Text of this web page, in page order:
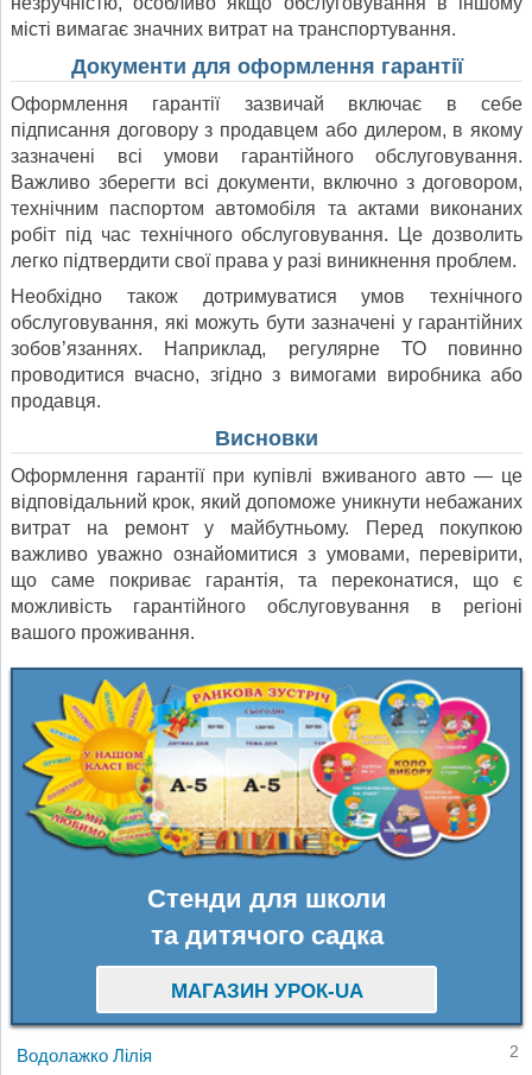
місті вимагає значних витрат на транспортування.
Документи для оформлення гарантії
Оформлення гарантії зазвичай включає в себе
підписання договору з продавцем або дилером, в якому
зазначені всі умови гарантійного обслуговування.
Важливо зберегти всі документи, включно з договором,
технічним паспортом автомобіля та актами виконаних
робіт під час технічного обслуговування. Це дозволить
легко підтвердити свої права у разі виникнення проблем.
Необхідно також дотримуватися умов технічного
обслуговування, які можуть бути зазначені у гарантійних
зобов’язаннях. Наприклад, регулярне ТО повинно
проводитися вчасно, згідно з вимогами виробника або
продавця.
Висновки
Оформлення гарантії при купівлі вживаного авто — це
відповідальний крок, який допоможе уникнути небажаних
витрат на ремонт у майбутньому. Перед покупкою
важливо уважно ознайомитися з умовами, перевірити,
що саме покриває гарантія, та переконатися, що є
можливість гарантійного обслуговування в регіоні
вашого проживання.
Стенди для школи
та дитячого садка
МАГАЗИН УРОК-UA
Водолажко Лілія 2